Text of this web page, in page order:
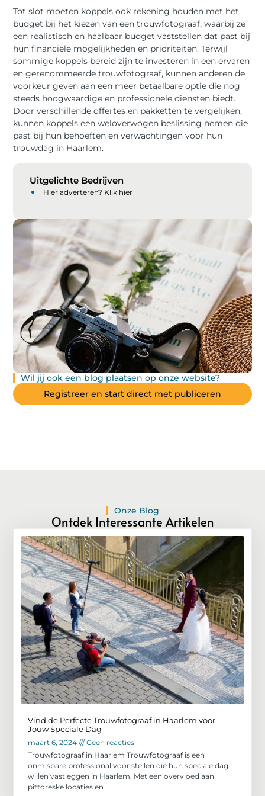
Tot slot moeten koppels ook rekening houden met het
budget bij het kiezen van een trouwfotograaf, waarbij ze
een realistisch en haalbaar budget vaststellen dat past bij
hun financiële mogelijkheden en prioriteiten. Terwijl
sommige koppels bereid zijn te investeren in een ervaren
en gerenommeerde trouwfotograaf, kunnen anderen de
voorkeur geven aan een meer betaalbare optie die nog
steeds hoogwaardige en professionele diensten biedt.
Door verschillende offertes en pakketten te vergelijken,
kunnen koppels een weloverwogen beslissing nemen die
past bij hun behoeften en verwachtingen voor hun
trouwdag in Haarlem.
Uitgelichte Bedrijven
Hier adverteren? Klik hier
Wil jij ook een blog plaatsen op onze website?
Registreer en start direct met publiceren
Onze Blog
Ontdek Interessante Artikelen
Vind de Perfecte Trouwfotograaf in Haarlem voor
Jouw Speciale Dag
maart 6, 2024
Geen reacties
Trouwfotograaf in Haarlem Trouwfotograaf is een
onmisbare professional voor stellen die hun speciale dag
willen vastleggen in Haarlem. Met een overvloed aan
pittoreske locaties en